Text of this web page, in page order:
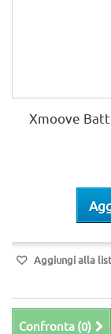
Xmoove
Aggiungi alla
Confronta (0)